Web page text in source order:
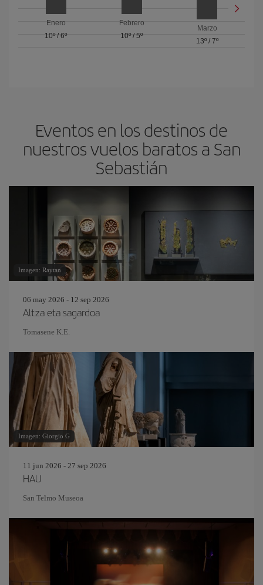
Enero
10º/6º
Febrero
10º/ 5º
Marzo
13º/ 7º
Eventos en los destinos de
nuestros vuelos baratos a San
Sebastián
Imagen: Raytan
06 may 2026 - 12 sep 2026
Altza eta sagardoa
Tomasene K.E.
Imagen: Giorgio G
11 jun 2026 - 27 sep 2026
HAU
San Telmo Museoa